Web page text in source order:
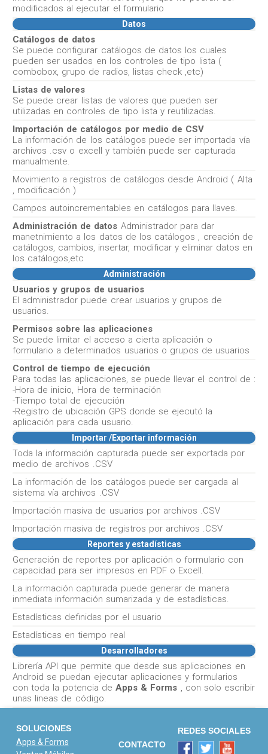
modificados al ejecutar el formulario
Datos
Catálogos de datos
Se puede configurar catálogos de datos los cuales
pueden ser usados en los controles de tipo lista (
combobox, grupo de radios, listas check ,etc)
Listas de valores
Se puede crear listas de valores que pueden ser
utilizadas en controles de tipo lista y reutilizadas.
Importación de catálogos por medio de CSV
La información de los catálogos puede ser importada vía
archivos .csv o excell y también puede ser capturada
manualmente.
Movimiento a registros de catálogos desde Android ( Alta
, modificación )
Campos autoincrementables en catálogos para llaves.
Administración de datos Administrador para dar
manetnimiento a los datos de los catálogos , creación de
catálogos, cambios, insertar, modificar y eliminar datos en
los catálogos,etc
Administración
Usuarios y grupos de usuarios
El administrador puede crear usuarios y grupos de
usuarios.
Permisos sobre las aplicaciones
Se puede limitar el acceso a cierta aplicación o
formulario a determinados usuarios o grupos de usuarios
Control de tiempo de ejecución
Para todas las aplicaciones, se puede llevar el control de :
-Hora de inicio, Hora de terminación
-Tiempo total de ejecución
-Registro de ubicación GPS donde se ejecutó la
aplicación para cada usuario.
Importar /Exportar información
Toda la información capturada puede ser exportada por
medio de archivos .CSV
La información de los catálogos puede ser cargada al
sistema vía archivos .CSV
Importación masiva de usuarios por archivos .CSV
Importación masiva de registros por archivos .CSV
Reportes y estadísticas
Generación de reportes por aplicación o formulario con
capacidad para ser impresos en PDF o Excell.
La información capturada puede generar de manera
inmediata información sumarizada y de estadísticas.
Estadísticas definidas por el usuario
Estadísticas en tiempo real
Desarrolladores
Librería API que permite que desde sus aplicaciones en
Android se puedan ejecutar aplicaciones y formularios
con toda la potencia de Apps & Forms , con solo escribir
unas lineas de código.
SOLUCIONES
Apps & Forms
CONTACTO
REDES SOCIALES